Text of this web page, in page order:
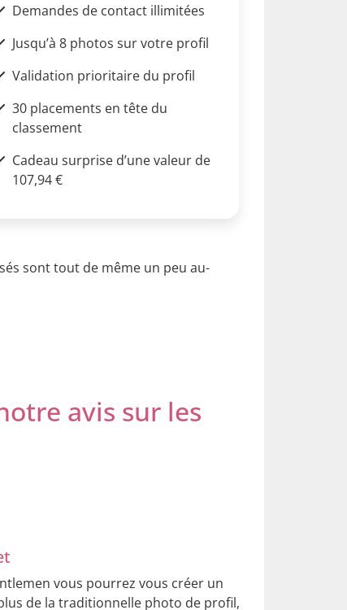
Demandes de contact illimitées
Jusqu’à 8 photos sur votre profil
Validation prioritaire du profil
30 placements en tête du
classement
Cadeau surprise d’une valeur de
107,94 €
sont tout de même un peu au-
avis sur les
vous pourrez vous créer un
de la traditionnelle photo de profil,